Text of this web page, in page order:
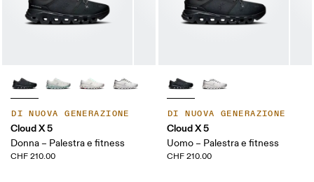
DI NUOVA GENERAZIONE
Cloud X 5
Donna – Palestra e fitness
CHF 210.00
DI NUOVA GENERAZIONE
Cloud X 5
Uomo – Palestra e fitness
CHF 210.00